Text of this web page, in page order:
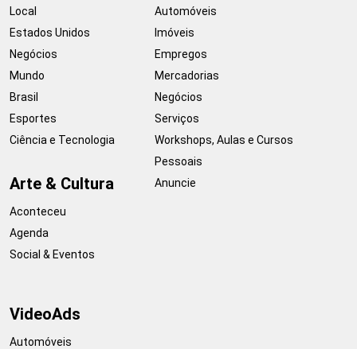
Local
Estados Unidos
Negócios
Mundo
Brasil
Esportes
Ciência e Tecnologia
Arte & Cultura
Aconteceu
Agenda
Social & Eventos
Automóveis
Imóveis
Empregos
Mercadorias
Negócios
Serviços
Workshops, Aulas e Cursos
Pessoais
Anuncie
VideoAds
Automóveis